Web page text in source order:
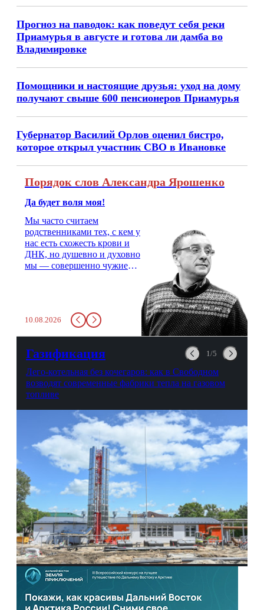
Прогноз на паводок: как поведут себя реки
Приамурья в августе и готова ли дамба во
Владимировке
Помощники и настоящие друзья: уход на дому
получают свыше 600 пенсионеров Приамурья
Губернатор Василий Орлов оценил бистро,
которое открыл участник СВО в Ивановке
Порядок слов Александра Ярошенко
Да будет воля моя!
Мы часто считаем
родственниками тех, с кем у
нас есть схожесть крови и
ДНК, но душевно и духовно
мы — совершенно чужие
три, не меньше. Как не
позвать? Родственник.
10.08.2026
Газификация 1/5
Лего-котельная без кочегаров: как в Свободном
возводят современные фабрики тепла на газовом
топливе